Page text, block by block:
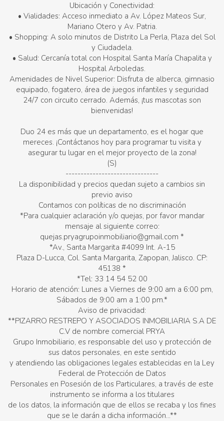
Ubicación y Conectividad:
• Vialidades: Acceso inmediato a Av. López Mateos Sur,
Mariano Otero y Av. Patria.
• Shopping: A solo minutos de Distrito La Perla, Plaza del Sol
y Ciudadela.
• Salud: Cercanía total con Hospital Santa María Chapalita y
Hospital Arboledas.
Amenidades de Nivel Superior: Disfruta de alberca, gimnasio
equipado, fogatero, área de juegos infantiles y seguridad
24/7 con circuito cerrado. Además, ¡tus mascotas son
bienvenidas!
Duo 24 es más que un departamento, es el hogar que
mereces. ¡Contáctanos hoy para programar tu visita y
asegurar tu lugar en el mejor proyecto de la zona!
(S)
-------------------------------
La disponibilidad y precios quedan sujeto a cambios sin
previo aviso
Contamos con políticas de no discriminación
*Para cualquier aclaración y/o quejas, por favor mandar
mensaje al siguiente correo:
quejas.pryagrupoinmobiliario@gmail.com *
*Av., Santa Margarita #4099 Int. A-15
Plaza D-Lucca, Col. Santa Margarita, Zapopan, Jalisco. CP:
45138 *
*Tel: 33 14 54 52 00
Horario de atención: Lunes a Viernes de 9:00 am a 6:00 pm,
Sábados de 9:00 am a 1:00 pm.*
Aviso de privacidad:
**PIZARRO RESTREPO Y ASOCIADOS INMOBILIARIA S.A DE
C.V de nombre comercial PRYA
Grupo Inmobiliario, es responsable del uso y protección de
sus datos personales, en este sentido
y atendiendo las obligaciones legales establecidas en la Ley
Federal de Protección de Datos
Personales en Posesión de los Particulares, a través de este
instrumento se informa a los titulares
de los datos, la información que de ellos se recaba y los fines
que se le darán a dicha información...**